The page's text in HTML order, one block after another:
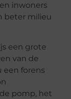
inwoners
beter milieu
een grote
van de
een forens
pomp, het